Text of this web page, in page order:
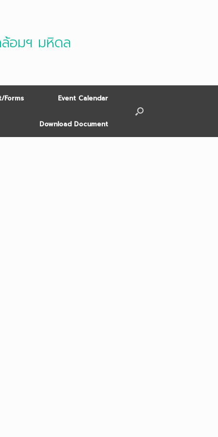
อมฯ มหิดล
Forms Event Calendar
Download Document